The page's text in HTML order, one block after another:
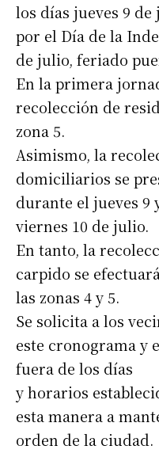
los días jueves 9
por el Día de la
de julio, feriado
En la primera
recolección de
zona 5.
Asimismo, la
domiciliarios se
durante el jueves 9
viernes 10 de julio.
En tanto, la
carpido se
las zonas 4 y 5.
Se solicita a los
este cronograma y
fuera de los días
y horarios
esta manera a
orden de la ciudad.